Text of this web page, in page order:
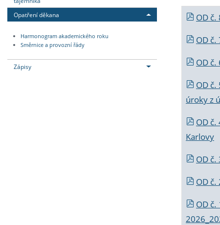
Opatření děkana
Harmonogram akademického roku
Směrnice a provozní řády
Zápisy
OD
OD
OD
OD
úroky z
OD
Karlovy
OD
OD
OD